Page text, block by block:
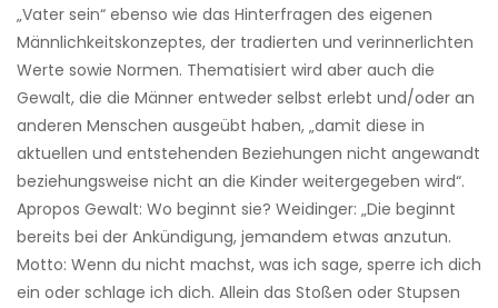
„Vater sein“ ebenso wie das Hinterfragen des eigenen
Männlichkeitskonzeptes, der tradierten und verinnerlichten
Werte sowie Normen. Thematisiert wird aber auch die
Gewalt, die die Männer entweder selbst erlebt und/oder an
anderen Menschen ausgeübt haben, „damit diese in
aktuellen und entstehenden Beziehungen nicht angewandt
beziehungsweise nicht an die Kinder weitergegeben wird“.
Apropos Gewalt: Wo beginnt sie? Weidinger: „Die beginnt
bereits bei der Ankündigung, jemandem etwas anzutun.
Motto: Wenn du nicht machst, was ich sage, sperre ich dich
ein oder schlage ich dich. Allein das Stoßen oder Stupsen